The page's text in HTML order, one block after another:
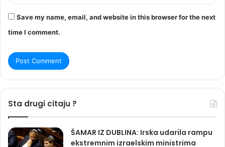
Save my name, email, and website in this browser for the next
time I comment.
Sta drugi citaju ?
ŠAMAR IZ DUBLINA: Irska udarila rampu
ekstremnim izraelskim ministrima